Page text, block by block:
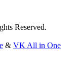
Reserved.
& VK All in One